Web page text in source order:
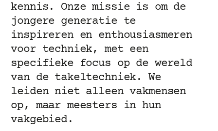
kennis. Onze missie is om de
jongere generatie te
inspireren en enthousiasmeren
voor techniek, met een
specifieke focus op de wereld
van de takeltechniek. We
leiden niet alleen vakmensen
op, maar meesters in hun
vakgebied.